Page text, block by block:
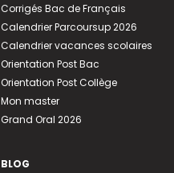
Corrigés Bac de Français
Calendrier Parcoursup 2026
Calendrier vacances scolaires
Orientation Post Bac
Orientation Post Collège
Mon master
Grand Oral 2026
BLOG